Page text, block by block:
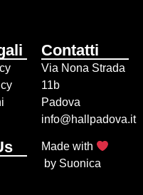
Contatti
Via Nona Strada
11b
Padova
info@hallpadova.it
Made with
by Suonica